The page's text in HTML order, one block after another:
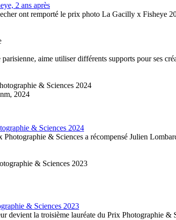
2 ans après
ont remporté le prix photo La Gacilly x Fisheye
aime utiliser différents supports pour ses
2024
& Sciences 2024
& Sciences a récompensé Julien
& Sciences 2023
devient la troisième lauréate du Prix Photographie &